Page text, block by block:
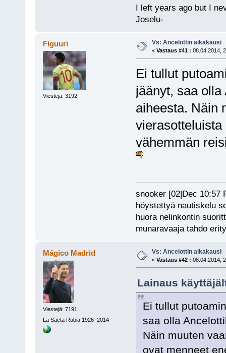
I left years ago but I
Joselu-
Figuuri
Viestejä: 3192
Vs: Ancelottin aikakausi
« Vastaus #41 : 08.04.2014,
Ei tullut
jäänyt, saa
aiheesta. Näin
vähemmän
snooker [02|Dec 10:57
höystettyä nautiskelu
huora nelinkontin
munaravaaja tahdo
Mágico Madrid
Viestejä: 7191
La Saeta Rubia 1926–2014
Vs: Ancelottin aikakausi
« Vastaus #42 : 08.04.2014,
Lainaus
Ei tullut
saa olla
Näin muuten
ovat menneet